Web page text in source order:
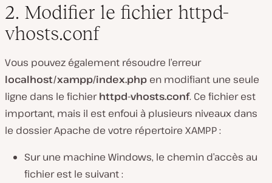
2. Modifier le fichier httpd-
vhosts.conf
Vous pouvez également résoudre l’erreur
localhost/xampp/index.php en modifiant une seule
ligne dans le fichierhttpd-vhosts.conf. Ce fichier est
important, mais il est enfoui à plusieurs niveaux dans
le dossier Apache de votre répertoire XAMPP :
Sur une machine Windows, le chemin d’accès au
fichier est le suivant :